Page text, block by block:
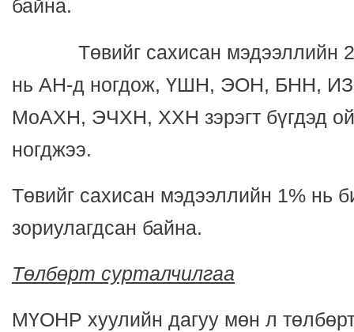
байна.
Төвийг сахисан мэдээллийн
нь АН-д ногдож, ҮШН, ЭОН, БНН,
МоАХН, ЭЧХН, ХХН зэрэгт бүгдэд
ногджээ.
Төвийг сахисан мэдээллийн 1% нь
зориулагдсан байна.
Төлбөрт сурталчилгаа
МҮОНР хуулийн дагуу мөн л